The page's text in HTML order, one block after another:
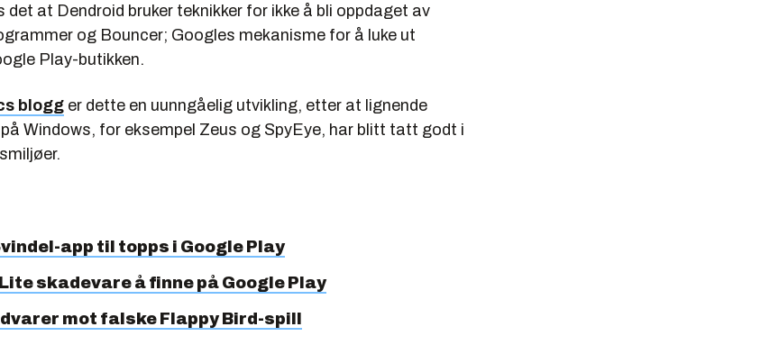
det at Dendroid bruker teknikker for ikke å bli oppdaget av
og Bouncer; Googles mekanisme for å luke ut
Play-butikken.
blogg er dette en uunngåelig utvikling, etter at lignende
Windows, for eksempel Zeus og SpyEye, har blitt tatt godt i
app til topps i Google Play
Lite skadevare å finne på Google Play
mot falske Flappy Bird-spill